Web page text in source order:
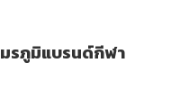
รภูมิแบรนด์กีฬา